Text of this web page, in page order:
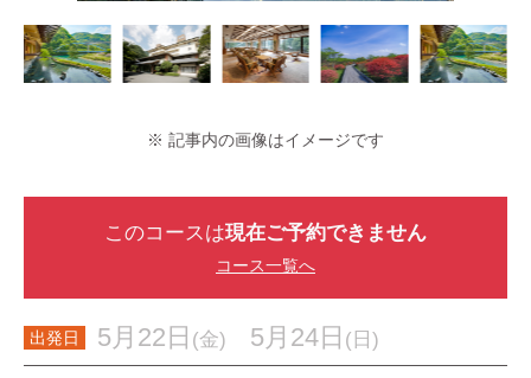
※ 記事内の画像はイメージです
このコースは現在ご予約できません
コース一覧へ
出発日 5月22日 (金) 5月24日 (日)